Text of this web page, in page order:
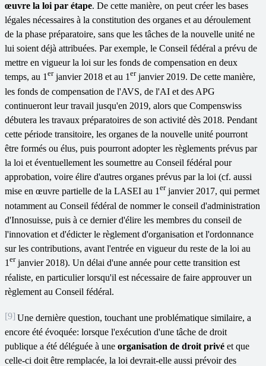
œuvre la loi par étape. De cette manière, on peut créer les bases
légales nécessaires à la constitution des organes et au déroulement
de la phase préparatoire, sans que les tâches de la nouvelle unité ne
lui soient déjà attribuées. Par exemple, le Conseil fédéral a prévu de
mettre en vigueur la loi sur les fonds de compensation en deux
temps, au 1 erjanvier 2018 et au 1 erjanvier 2019. De cette manière,
les fonds de compensation de l'AVS, de l'AI et des APG
continueront leur travail jusqu'en 2019, alors que Compenswiss
débutera les travaux préparatoires de son activité dès 2018. Pendant
cette période transitoire, les organes de la nouvelle unité pourront
être formés ou élus, puis pourront adopter les règlements prévus par
la loi et éventuellement les soumettre au Conseil fédéral pour
approbation, voire élire d'autres organes prévus par la loi (cf. aussi
mise en œuvre partielle de la LASEI au 1 erjanvier 2017, qui permet
notamment au Conseil fédéral de nommer le conseil d'administration
d'Innosuisse, puis à ce dernier d'élire les membres du conseil de
l'innovation et d'édicter le règlement d'organisation et l'ordonnance
sur les contributions, avant l'entrée en vigueur du reste de la loi au
1 erjanvier 2018). Un délai d'une année pour cette transition est
réaliste, en particulier lorsqu'il est nécessaire de faire approuver un
règlement au Conseil fédéral.
[9] Une dernière question, touchant une problématique similaire, a
encore été évoquée: lorsque l'exécution d'une tâche de droit
publique a été déléguée à une organisation de droit privé et que
celle-ci doit être remplacée, la loi devrait-elle aussi prévoir des